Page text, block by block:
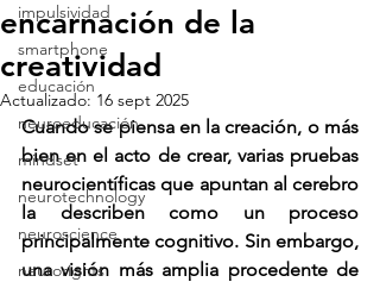
impulsividad
smartphone
educación
neuroeducación
mindset
neurotechnology
neuroscience
neurorights
encarnación de la
creatividad
Actualizado: 16 sept 2025
Cuando se piensa en la creación, o más
bien en el acto de crear, varias pruebas
neurocientíficas que apuntan al cerebro
la describen como un proceso
principalmente cognitivo. Sin embargo,
una visión más amplia procedente de